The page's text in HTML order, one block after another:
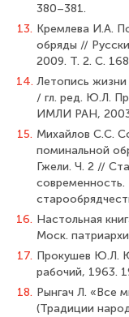
380–381.
13. Кремлева И.А.
обряды //
2009. Т. 2. С.
14. Летопись жизни
/ гл. ред. Ю.Л.
ИМЛИ РАН,
15. Михайлов С.С.
поминальной
Гжели. Ч. 2 //
современность.
16. Настольная
Моск.
17. Прокушев Ю.Л.
рабочий, 1963.
18. Рынгач Л. «Все
(Традиции